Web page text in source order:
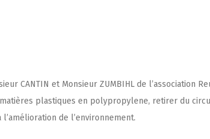
CANTIN et Monsieur ZUMBIHL de l’association
plastiques en polypropylene, retirer du
de l’environnement.